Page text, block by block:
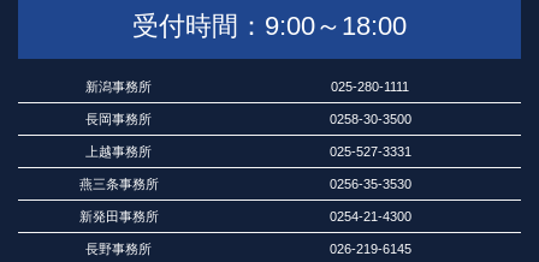
受付時間：9:00～18:00
新潟事務所 025-280-1111
長岡事務所 0258-30-3500
上越事務所 025-527-3331
燕三条事務所 0256-35-3530
新発田事務所 0254-21-4300
長野事務所 026-219-6145